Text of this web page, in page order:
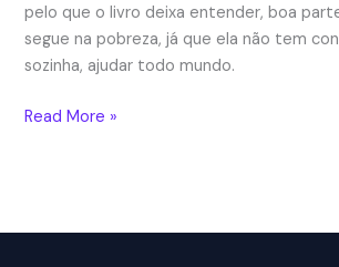
pelo que o livro deixa entender, boa
segue na pobreza, já que ela não tem
sozinha, ajudar todo mundo.
Em
Read More »